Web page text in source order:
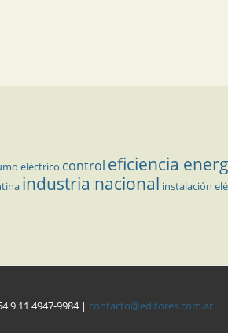
eléctrico control eficiencia
industria nacional instalación
9 11 4947-9984 | contacto@editores.com.ar